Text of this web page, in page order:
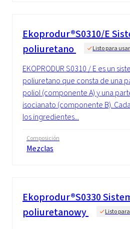
Ekoprodur®S0310/E
poliuretano
Listo para usar
EKOPRODUR S0310 / E es un
poliuretano que consta de una
poliol (componente A) y una
isocianato (componente B).
los ingredientes...
Composición
Mezclas
Ekoprodur®S0330
poliuretanowy
Listo